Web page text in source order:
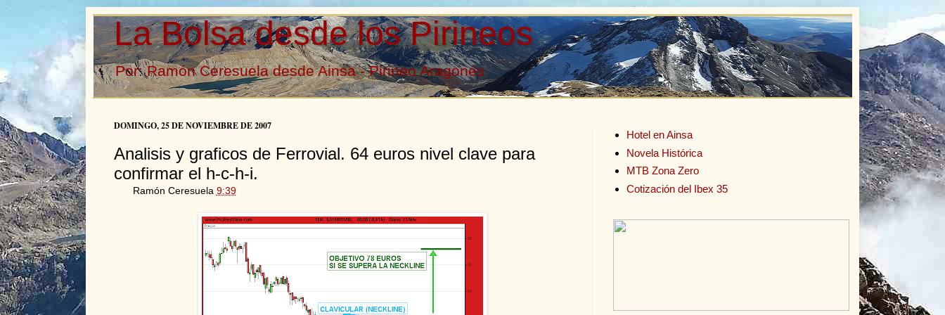
La Bolsa desde los Pirineos
Por: Ramón Ceresuela desde Ainsa - Pirineo Aragonés
DOMINGO, 25 DE NOVIEMBRE DE 2007
Analisis y graficos de Ferrovial. 64 euros nivel clave para
confirmar el h-c-h-i.
Ramón Ceresuela 9:39
Hotel en Ainsa
Novela Histórica
MTB Zona Zero
Cotización del Ibex 35